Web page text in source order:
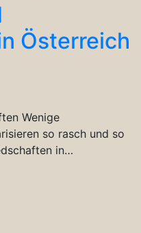
Österreich
Wenige
so rasch und so
in…